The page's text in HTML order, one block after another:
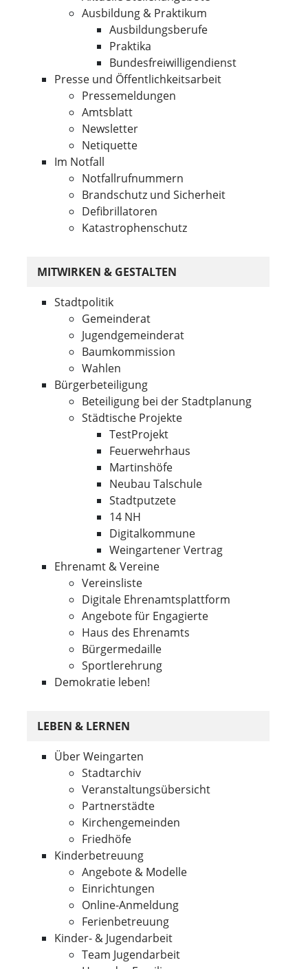
Ausbildung & Praktikum
Ausbildungsberufe
Praktika
Bundesfreiwilligendienst
Presse und Öffentlichkeitsarbeit
Pressemeldungen
Amtsblatt
Newsletter
Netiquette
Im Notfall
Notfallrufnummern
Brandschutz und Sicherheit
Defibrillatoren
Katastrophenschutz
MITWIRKEN & GESTALTEN
Stadtpolitik
Gemeinderat
Jugendgemeinderat
Baumkommission
Wahlen
Bürgerbeteiligung
Beteiligung bei der Stadtplanung
Städtische Projekte
TestProjekt
Feuerwehrhaus
Martinshöfe
Neubau Talschule
Stadtputzete
14 NH
Digitalkommune
Weingartener Vertrag
Ehrenamt & Vereine
Vereinsliste
Digitale Ehrenamtsplattform
Angebote für Engagierte
Haus des Ehrenamts
Bürgermedaille
Sportlerehrung
Demokratie leben!
LEBEN & LERNEN
Über Weingarten
Stadtarchiv
Veranstaltungsübersicht
Partnerstädte
Kirchengemeinden
Friedhöfe
Kinderbetreuung
Angebote & Modelle
Einrichtungen
Online-Anmeldung
Ferienbetreuung
Kinder- & Jugendarbeit
Team Jugendarbeit